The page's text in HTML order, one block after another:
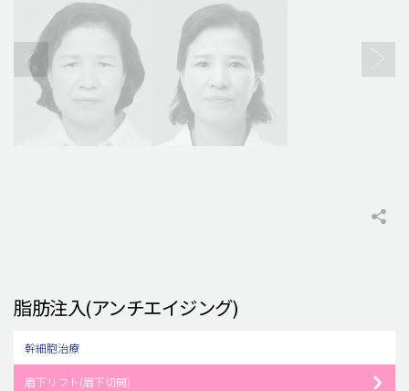
脂肪注入(アンチエイジング)
幹細胞治療
眉下リフト(眉下切開)